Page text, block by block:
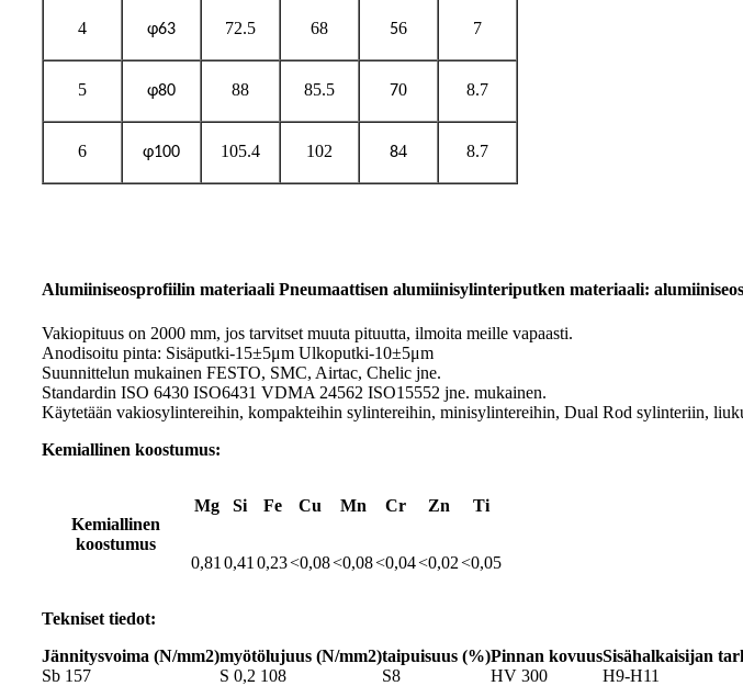
4 φ63 72.5 68 56 7
5 φ80 88 85.5 70 8.7
6 φ100 105.4 102 84 8.7
Alumiiniseosprofiilin materiaali Pneumaattisen alumiinisylinteriputken materiaali:
Vakiopituus on 2000 mm, jos tarvitset muuta pituutta, ilmoita meille vapaasti.
Anodisoitu pinta: Sisäputki-15±5μm Ulkoputki-10±5μm
Suunnittelun mukainen FESTO, SMC, Airtac, Chelic jne.
Standardin ISO 6430 ISO6431 VDMA 24562 ISO15552 jne. mukainen.
Käytetään vakiosylintereihin, kompakteihin sylintereihin, minisylintereihin, Dual Rod sylinteriin,
Kemiallinen koostumus:
Kemiallinen
koostumus
Mg Si Fe Cu Mn Cr Zn Ti
0,81 0,41 0,23<0,08<0,08<0,04<0,02<0,05
Tekniset tiedot:
Jännitysvoima (N/mm2)myötölujuus (N/mm2)taipuisuus (%)Pinnan kovuusSisähalkaisijan
Sb 157
S 0,2 108 S8 HV 300 H9-H11